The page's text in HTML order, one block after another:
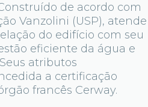
de acordo com
Vanzolini (USP), atende
do edifício com seu
eficiente da água e
atributos
a certificação
francês Cerway.